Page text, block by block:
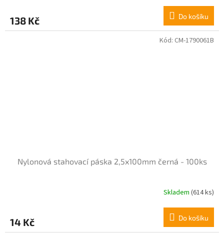
138 Kč Do košíku
Nylonová stahovací páska 2,5x100mm černá - 100ks
Skladem (614 ks)
14 Kč Do košíku
Kód: CM-1790061B